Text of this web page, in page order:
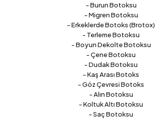
- Burun Botoksu
- Migren Botoksu
- Erkeklerde Botoks (Brotox)
- Terleme Botoksu
- Boyun Dekolte Botoksu
- Çene Botoksu
- Dudak Botoksu
- Kaş Arası Botoks
- Göz Çevresi Botoks
- Alın Botoksu
- Koltuk Altı Botoksu
- Saç Botoksu